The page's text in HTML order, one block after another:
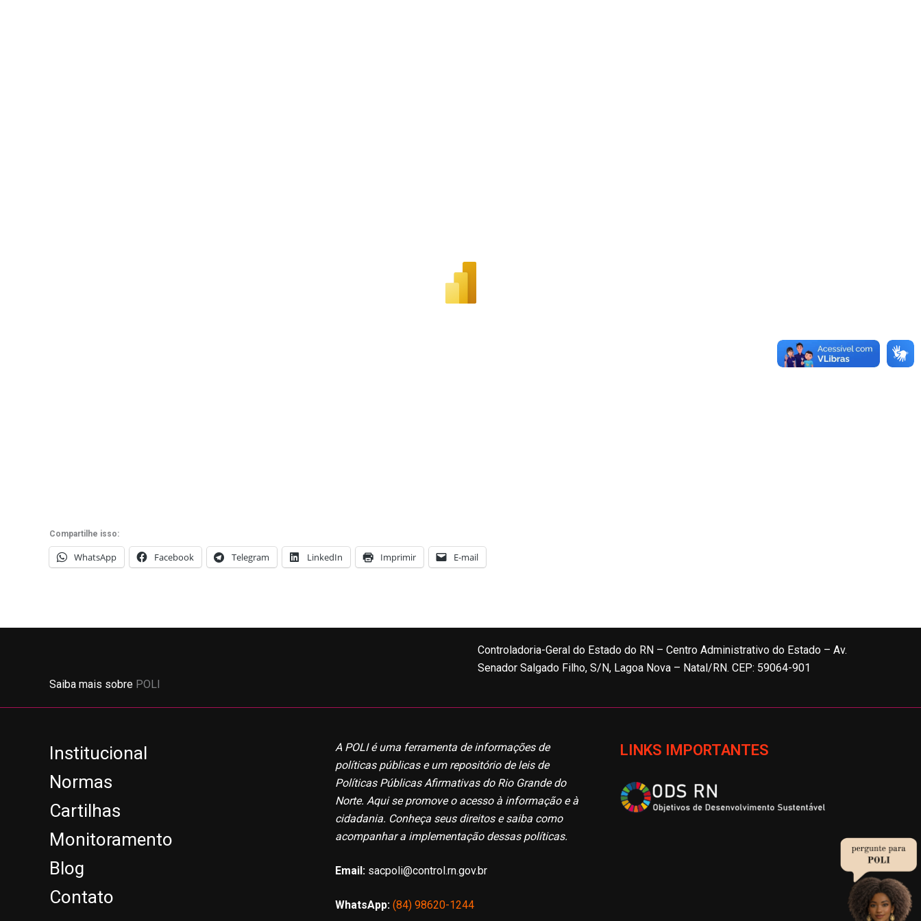
Compartilhe isso:
WhatsApp Facebook Telegram LinkedIn Imprimir E-mail
Saiba mais sobre POLI
Controladoria-Geral do Estado do RN – Centro Administrativo do Estado – Av.
Senador Salgado Filho, S/N, Lagoa Nova – Natal/RN. CEP: 59064-901
Institucional
Normas
Cartilhas
Monitoramento
Blog
Contato
A POLI é uma ferramenta de informações de
políticas públicas e um repositório de leis de
Políticas Públicas Afirmativas do Rio Grande do
Norte. Aqui se promove o acesso à informação e à
cidadania. Conheça seus direitos e saiba como
acompanhar a implementação dessas políticas.
Email:sacpoli@control.rn.gov.br
WhatsApp: (84) 98620-1244
LINKS IMPORTANTES